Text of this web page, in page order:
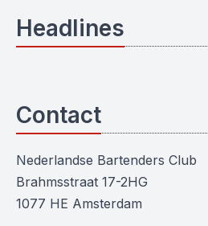
Headlines
Contact
Nederlandse Bartenders Club
Brahmsstraat 17-2HG
1077 HE Amsterdam